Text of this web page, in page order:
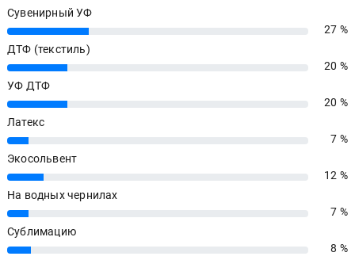
Сувенирный УФ
27%
27 %
ДТФ (текстиль)
20%
20 %
УФ ДТФ
20%
20 %
Латекс
7%
7 %
Экосольвент
12%
12 %
На водных чернилах
7%
7 %
Сублимацию
8%
8 %